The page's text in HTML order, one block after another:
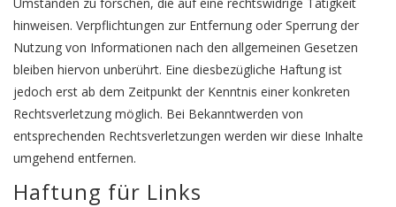
hinweisen. Verpflichtungen zur Entfernung oder Sperrung der
Nutzung von Informationen nach den allgemeinen Gesetzen
bleiben hiervon unberührt. Eine diesbezügliche Haftung ist
jedoch erst ab dem Zeitpunkt der Kenntnis einer konkreten
Rechtsverletzung möglich. Bei Bekanntwerden von
entsprechenden Rechtsverletzungen werden wir diese Inhalte
umgehend entfernen.
Haftung für Links